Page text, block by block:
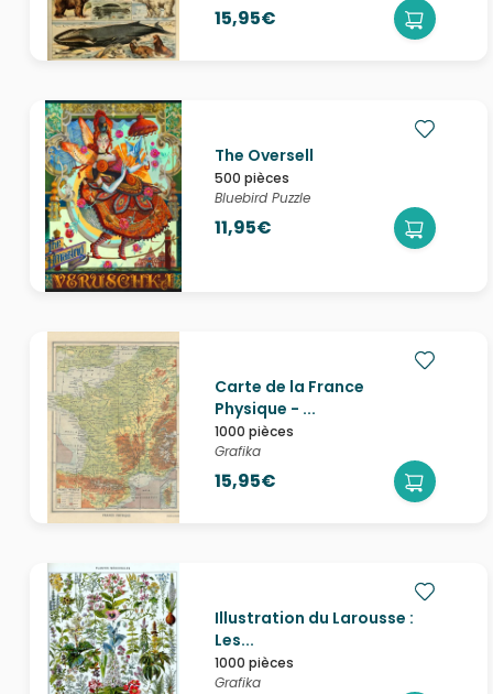
15,95€
The Oversell
500 pièces
Bluebird Puzzle
11,95€
Carte de la France
Physique - ...
1000 pièces
Grafika
15,95€
Illustration du Larousse :
Les...
1000 pièces
Grafika